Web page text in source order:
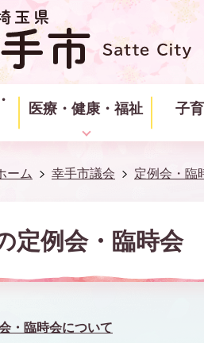
医療・健康・福祉 子
ーム 幸手市議会 定例会・臨
定例会・臨時会
・臨時会について